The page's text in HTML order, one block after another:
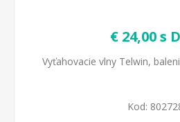
€ 24,00 s
Vyťahovacie vlny Telwin,
Kod: